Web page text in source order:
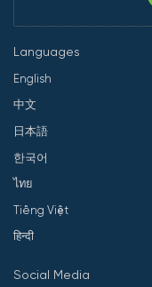
Languages
English
中文
日本語
한국어
ไทย
Tiếng Việt
हिन्दी
Social Media